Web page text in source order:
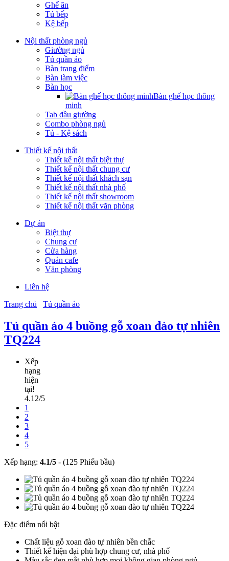
Ghế ăn
Tủ bếp
Kệ bếp
Nội thất phòng ngủ
Giường ngủ
Tủ quần áo
Bàn trang điểm
Bàn làm việc
Bàn học
Bàn ghế học thông
minh
Tab đầu giường
Combo phòng ngủ
Tủ - Kệ sách
Thiết kế nội thất
Thiết kế nội thất biệt thự
Thiết kế nội thất chung cư
Thiết kế nội thất khách sạn
Thiết kế nội thất nhà phố
Thiết kế nội thất showroom
Thiết kế nội thất văn phòng
Dự án
Biệt thự
Chung cư
Cửa hàng
Quán cafe
Văn phòng
Liên hệ
Trang chủ
Tủ quần áo
Tủ quần áo 4 buồng gỗ xoan đào tự nhiên
TQ224
Xếp
hạng
hiện
tại!
4.12/5
1
2
3
4
5
Xếp hạng: 4.1/5 - (125 Phiếu bầu)
Đặc điểm nổi bật
Chất liệu gỗ xoan đào tự nhiên bền chắc
Thiết kế hiện đại phù hợp chung cư, nhà phố